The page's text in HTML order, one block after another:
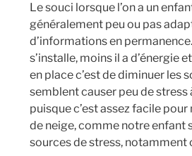
Le souci lorsque l’on a un
généralement peu ou pas
d’informations en
s’installe, moins il a
en place c’est de diminuer les
semblent causer peu de
puisque c’est assez facile
de neige, comme notre enfant
sources de stress, notamment